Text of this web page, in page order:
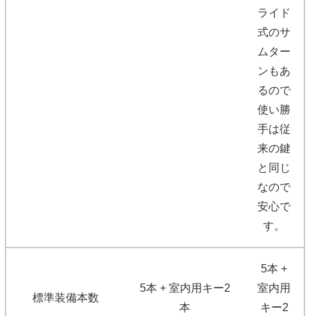
ライド
式のサ
ムター
ンもあ
るので
使い勝
手は従
来の鍵
と同じ
なので
安心で
す。
標準装備本数
5本 + 室内用キー2
本
5本 +
室内用
キー2